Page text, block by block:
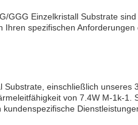
Einzelkristall Substrate
spezifischen
einschließlich
von 7.4W M-1k-